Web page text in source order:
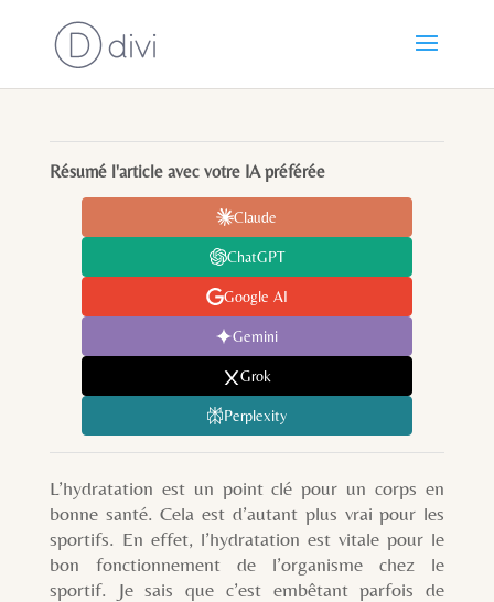
Résumé l'article avec votre IA préférée
Claude
ChatGPT
Google AI
Gemini
Grok
Perplexity
L’hydratation est un point clé pour un corps en
bonne santé. Cela est d’autant plus vrai pour les
sportifs. En effet, l’hydratation est vitale pour le
bon fonctionnement de l’organisme chez le
sportif. Je sais que c’est embêtant parfois de